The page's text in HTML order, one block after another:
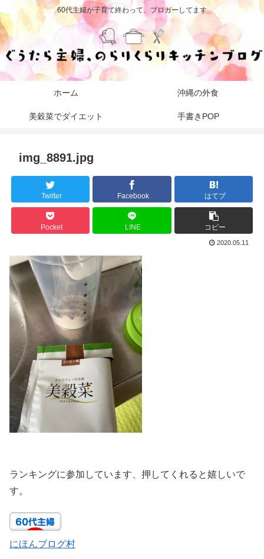
60代主婦が子育て終わって、ブロガーしてます
ホーム 沖縄の外食
美穀菜でダイエット 手書きPOP
img_8891.jpg
Twitter Facebook はてブ
Pocket LINE コピー
2020.05.11
ランキングに参加しています、押してくれると嬉しいで
す。
にほんブログ村